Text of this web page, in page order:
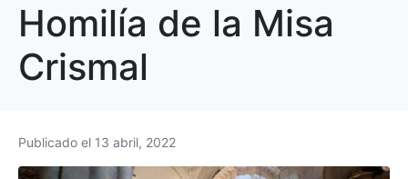
Homilía de la Misa
Crismal
Publicado el 13 abril, 2022